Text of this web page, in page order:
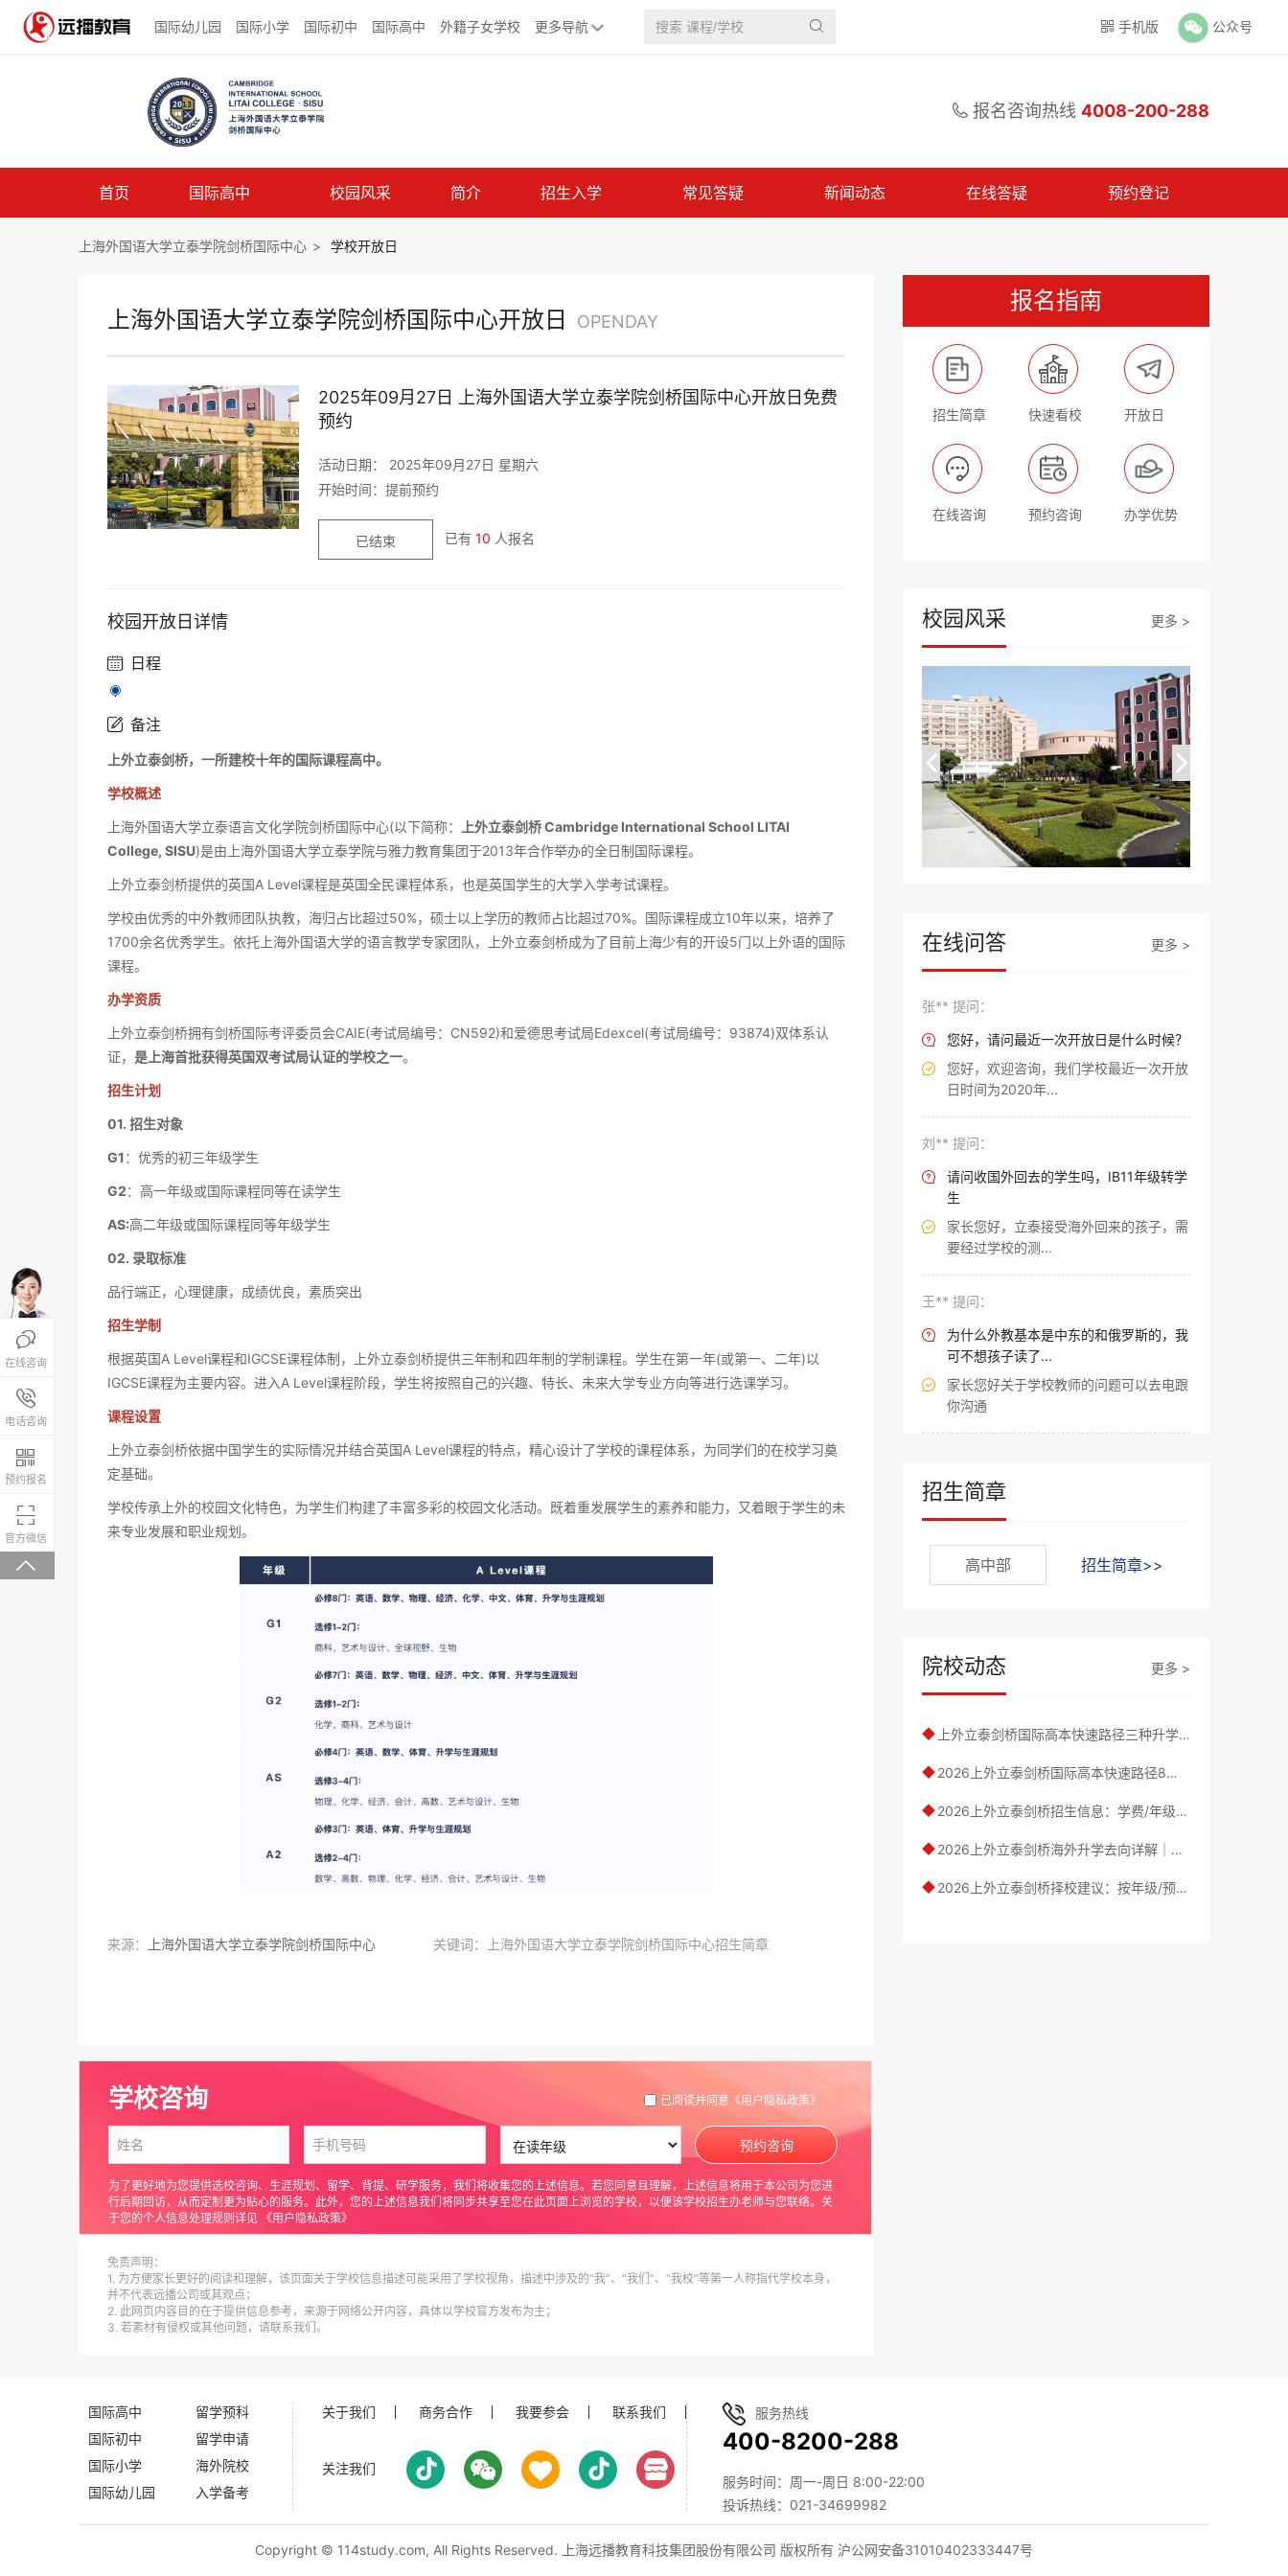
国际幼儿园 国际小学 国际初中 国际高中 外籍子女学校 更多导航   手机版 公众号
 报名咨询热线 4008-200-288
首页 国际高中 校园风采 简介 招生入学 常见答疑 新闻动态 在线答疑 预约登记
上海外国语大学立泰学院剑桥国际中心 > 学校开放日
上海外国语大学立泰学院剑桥国际中心开放日 OPENDAY
2025年09月27日 上海外国语大学立泰学院剑桥国际中心开放日免费
预约
活动日期： 2025年09月27日 星期六
开始时间：提前预约
已结束 已有 10 人报名
校园开放日详情
 日程
 备注
上外立泰剑桥，一所建校十年的国际课程高中。
学校概述
上海外国语大学立泰语言文化学院剑桥国际中心(以下简称：
上外立泰剑桥 Cambridge International School LITAI
College, SISU)是由上海外国语大学立泰学院与雅力教育集团于2013年合作举办的全日制国际课程。
上外立泰剑桥提供的英国A Level课程是英国全民课程体系，也是英国学生的大学入学考试课程。
学校由优秀的中外教师团队执教，海归占比超过50%，硕士以上学历的教师占比超过70%。国际课程成立10年以来，培养了
1700余名优秀学生。依托上海外国语大学的语言教学专家团队，上外立泰剑桥成为了目前上海少有的开设5门以上外语的国际
课程。
办学资质
上外立泰剑桥拥有剑桥国际考评委员会CAIE(考试局编号：CN592)和爱德思考试局Edexcel(考试局编号：93874)双体系认
证， 是上海首批获得英国双考试局认证的学校之一。
招生计划
01. 招生对象
G1：优秀的初三年级学生
G2：高一年级或国际课程同等在读学生
AS:高二年级或国际课程同等年级学生
02. 录取标准
品行端正，心理健康，成绩优良，素质突出
招生学制
根据英国A Level课程和IGCSE课程体制，上外立泰剑桥提供三年制和四年制的学制课程。学生在第一年(或第一、二年)以
IGCSE课程为主要内容。进入A Level课程阶段，学生将按照自己的兴趣、特长、未来大学专业方向等进行选课学习。
课程设置
上外立泰剑桥依据中国学生的实际情况并结合英国A Level课程的特点，精心设计了学校的课程体系，为同学们的在校学习奠
定基础。
学校传承上外的校园文化特色，为学生们构建了丰富多彩的校园文化活动。既着重发展学生的素养和能力，又着眼于学生的未
来专业发展和职业规划。
来源： 上海外国语大学立泰学院剑桥国际中心 关键词：上海外国语大学立泰学院剑桥国际中心招生简章
学校咨询 已阅读并同意 《用户隐私政策》
为了更好地为您提供选校咨询、生涯规划、留学、背提、研学服务，我们将收集您的上述信息。若您同意且理解，上述信息将用于本公司为您进
行后期回访，从而定制更为贴心的服务。此外，您的上述信息我们将同步共享至您在此页面上浏览的学校，以便该学校招生办老师与您联络。关
于您的个人信息处理规则详见 《用户隐私政策》
预约咨询
免责声明：
1. 为方便家长更好的阅读和理解，该页面关于学校信息描述可能采用了学校视角，描述中涉及的“我”、“我们”、“我校”等第一人称指代学校本身，
并不代表远播公司或其观点；
2. 此网页内容目的在于提供信息参考，来源于网络公开内容，具体以学校官方发布为主；
3. 若素材有侵权或其他问题，请联系我们。
报名指南
招生简章 快速看校 开放日
在线咨询 预约咨询 办学优势
校园风采 更多 >
在线问答 更多 >
张** 提问：
 您好，请问最近一次开放日是什么时候？

您好，欢迎咨询，我们学校最近一次开放
日时间为2020年...
刘** 提问：

请问收国外回去的学生吗，IB11年级转学
生

家长您好，立泰接受海外回来的孩子，需
要经过学校的测...
王** 提问：

为什么外教基本是中东的和俄罗斯的，我
可不想孩子读了...

家长您好关于学校教师的问题可以去电跟
你沟通
招生简章
高中部 招生简章>>
院校动态 更多 >
◆ 上外立泰剑桥国际高本快速路径三种升学路径详解｜2026年升学路径全面解析
◆ 2026上外立泰剑桥国际高本快速路径8大核心优势解读：211背景/中留服认证/超高性价比
◆ 2026上外立泰剑桥招生信息：学费/年级/班级规模/奖学金一览
◆ 2026上外立泰剑桥海外升学去向详解｜海外衔接高校名单：7国多专业覆盖
◆ 2026上外立泰剑桥择校建议：按年级/预算/留学方向分析
国际高中
国际初中
国际小学
国际幼儿园
留学预科
留学申请
海外院校
入学备考
关于我们 商务合作 我要参会 联系我们
关注我们
服务热线
400-8200-288
服务时间：周一-周日 8:00-22:00
投诉热线：021-34699982
Copyright © 114study.com, All Rights Reserved. 上海远播教育科技集团股份有限公司 版权所有 沪公网安备31010402333447号

在线咨询

电话咨询 4008-200-288

预约报名

官方微信 微信关注，回复“学校大礼包”有惊喜
